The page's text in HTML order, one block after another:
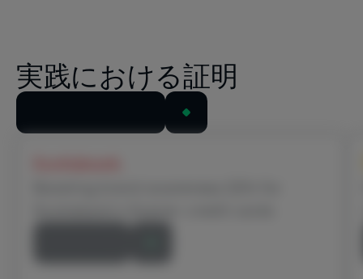
実践における証明